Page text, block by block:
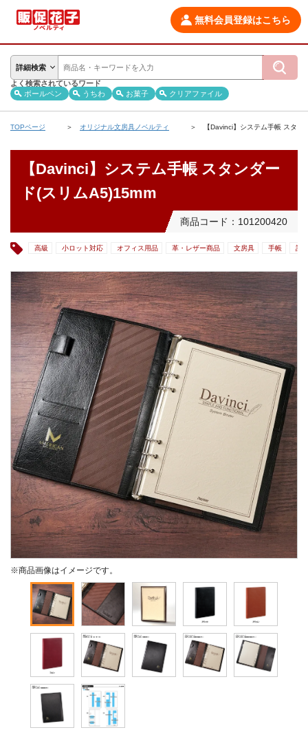
無料会員登録はこちら
詳細検索
よく検索されているワード
ボールペン
うちわ お菓子 クリアファイル
TOPページ オリジナル文房具ノベルティ 【Davinci】システム手帳 スタ
【Davinci】システム手帳 スタンダー
ド(スリムA5)15mm
商品コード：101200420
高級 小ロット対応 オフィス用品 革・レザー商品 文房具 手帳 記
※商品画像はイメージです。